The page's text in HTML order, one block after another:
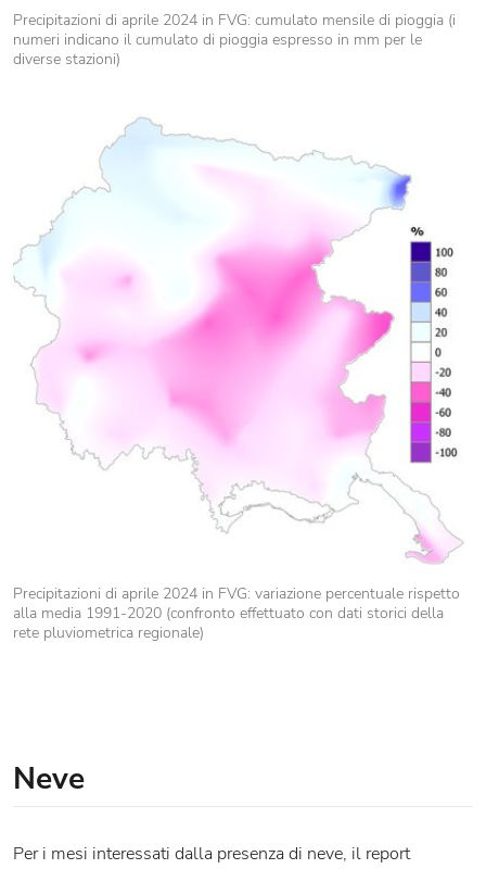
Precipitazioni di aprile 2024 in FVG: cumulato mensile di pioggia (i
numeri indicano il cumulato di pioggia espresso in mm per le
diverse stazioni)
Precipitazioni di aprile 2024 in FVG: variazione percentuale rispetto
alla media 1991-2020 (confronto effettuato con dati storici della
rete pluviometrica regionale)
Neve
Per i mesi interessati dalla presenza di neve, il report